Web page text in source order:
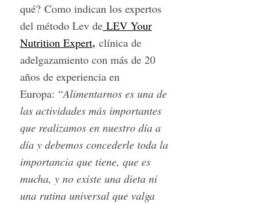
qué? Como indican los expertos
del método Lev deLEV Your
Nutrition Expert, clínica de
adelgazamiento con más de 20
años de experiencia en
Europa: “Alimentarnos es una de
las actividades más importantes
que realizamos en nuestro día a
día y debemos concederle toda la
importancia que tiene, que es
mucha, y no existe una dieta ni
una rutina universal que valga